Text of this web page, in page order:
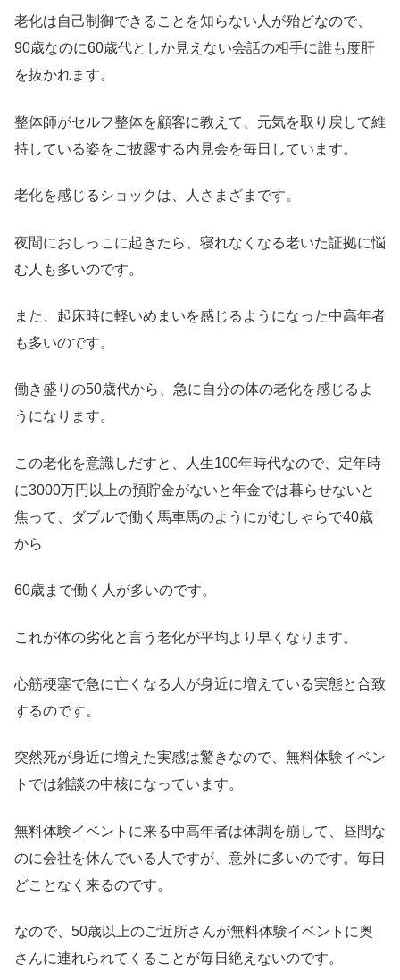
老化は自己制御できることを知らない人が殆どなので、
90歳なのに60歳代としか見えない会話の相手に誰も度肝
を抜かれます。
整体師がセルフ整体を顧客に教えて、元気を取り戻して維
持している姿をご披露する内見会を毎日しています。
老化を感じるショックは、人さまざまです。
夜間におしっこに起きたら、寝れなくなる老いた証拠に悩
む人も多いのです。
また、起床時に軽いめまいを感じるようになった中高年者
も多いのです。
働き盛りの50歳代から、急に自分の体の老化を感じるよ
うになります。
この老化を意識しだすと、人生100年時代なので、定年時
に3000万円以上の預貯金がないと年金では暮らせないと
焦って、ダブルで働く馬車馬のようにがむしゃらで40歳
から
60歳まで働く人が多いのです。
これが体の劣化と言う老化が平均より早くなります。
心筋梗塞で急に亡くなる人が身近に増えている実態と合致
するのです。
突然死が身近に増えた実感は驚きなので、無料体験イベン
トでは雑談の中核になっています。
無料体験イベントに来る中高年者は体調を崩して、昼間な
のに会社を休んでいる人ですが、意外に多いのです。毎日
どことなく来るのです。
なので、50歳以上のご近所さんが無料体験イベントに奥
さんに連れられてくることが毎日絶えないのです。